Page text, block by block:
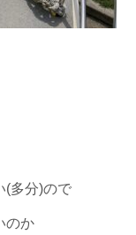
(多分)ので
のか